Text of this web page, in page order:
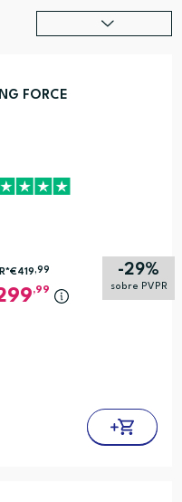
FORCE
-29%
sobre PVPR
€419 ,99
,99